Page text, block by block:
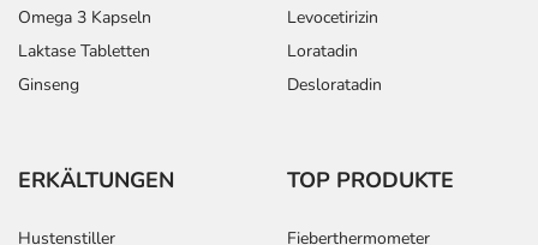
Omega 3 Kapseln
Laktase Tabletten
Ginseng
Levocetirizin
Loratadin
Desloratadin
ERKÄLTUNGEN
Hustenstiller
TOP PRODUKTE
Fieberthermometer